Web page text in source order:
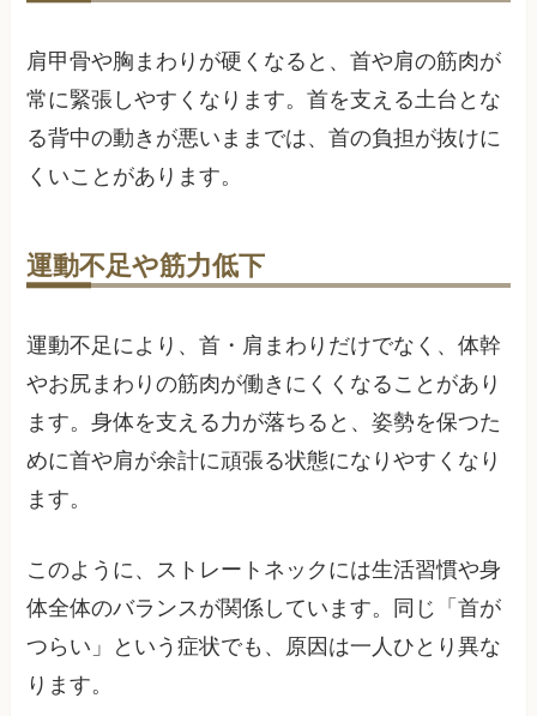
肩甲骨や胸まわりが硬くなると、首や肩の筋肉が
常に緊張しやすくなります。首を支える土台とな
る背中の動きが悪いままでは、首の負担が抜けに
くいことがあります。
運動不足や筋力低下
運動不足により、首・肩まわりだけでなく、体幹
やお尻まわりの筋肉が働きにくくなることがあり
ます。身体を支える力が落ちると、姿勢を保つた
めに首や肩が余計に頑張る状態になりやすくなり
ます。
このように、ストレートネックには生活習慣や身
体全体のバランスが関係しています。同じ「首が
つらい」という症状でも、原因は一人ひとり異な
ります。